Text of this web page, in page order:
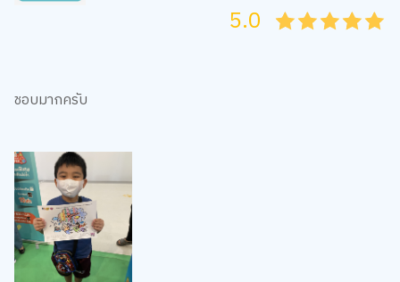
45
4
35
3
25
2
15
1
05
5.0
ชอบมากครับ